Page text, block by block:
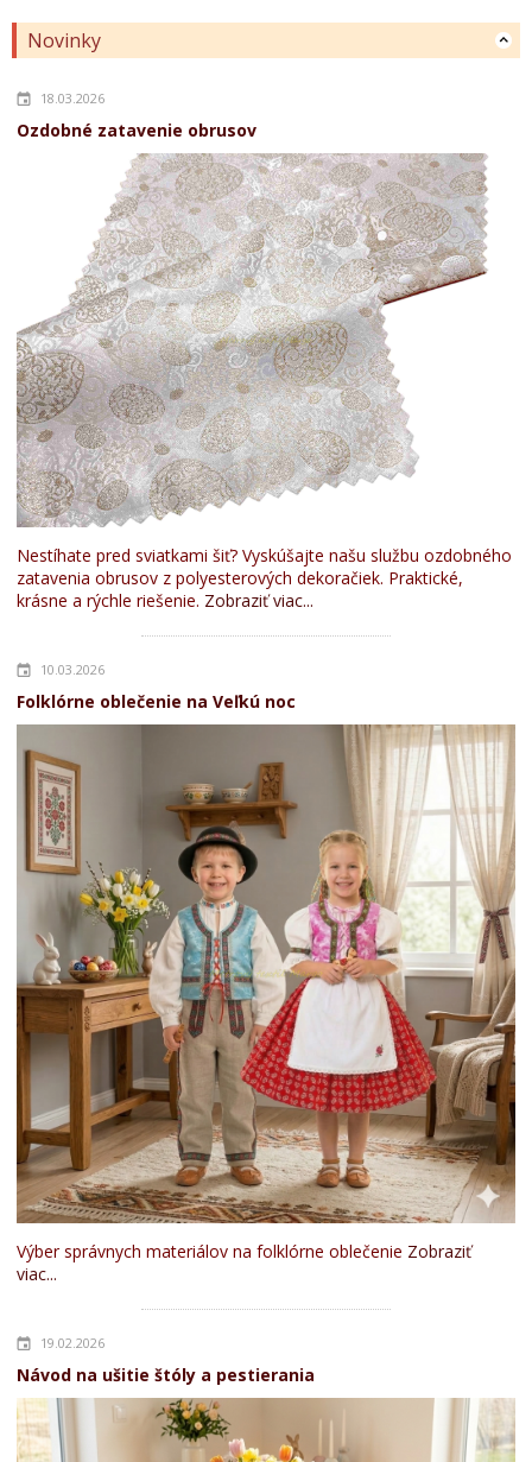
Novinky
18.03.2026
Ozdobné zatavenie obrusov
Nestíhate pred sviatkami šiť? Vyskúšajte našu službu ozdobného
zatavenia obrusov z polyesterových dekoračiek. Praktické,
krásne a rýchle riešenie. Zobraziť viac...
10.03.2026
Folklórne oblečenie na Veľkú noc
Výber správnych materiálov na folklórne oblečenie Zobraziť
viac...
19.02.2026
Návod na ušitie štóly a pestierania